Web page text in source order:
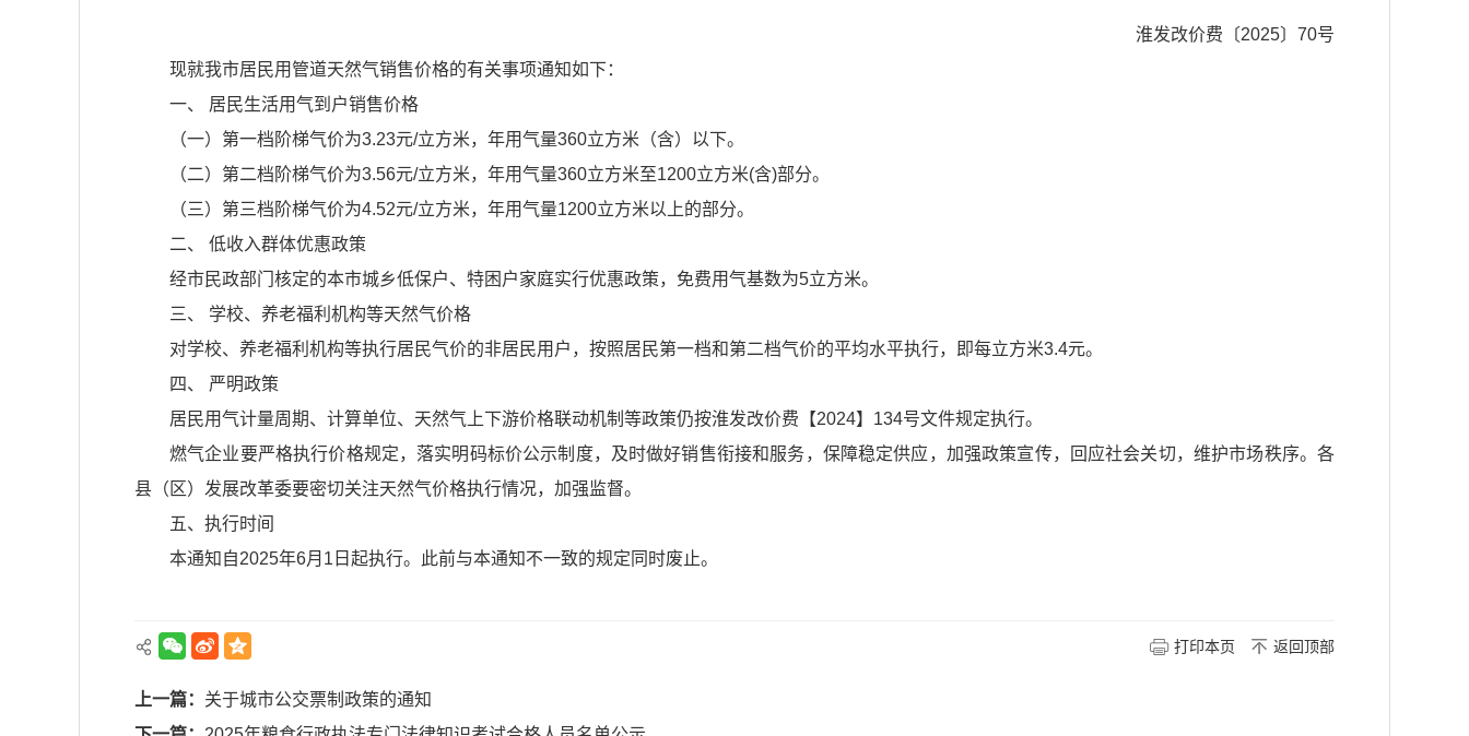
淮发改价费〔2025〕70号
现就我市居民用管道天然气销售价格的有关事项通知如下：
一、 居民生活用气到户销售价格
（一）第一档阶梯气价为3.23元/立方米，年用气量360立方米（含）以下。
（二）第二档阶梯气价为3.56元/立方米，年用气量360立方米至1200立方米(含)部分。
（三）第三档阶梯气价为4.52元/立方米，年用气量1200立方米以上的部分。
二、 低收入群体优惠政策
经市民政部门核定的本市城乡低保户、特困户家庭实行优惠政策，免费用气基数为5立方米。
三、 学校、养老福利机构等天然气价格
对学校、养老福利机构等执行居民气价的非居民用户，按照居民第一档和第二档气价的平均水平执行，即每立方米3.4元。
四、 严明政策
居民用气计量周期、计算单位、天然气上下游价格联动机制等政策仍按淮发改价费【2024】134号文件规定执行。
燃气企业要严格执行价格规定，落实明码标价公示制度，及时做好销售衔接和服务，保障稳定供应，加强政策宣传，回应社会关切，维护市场秩序。各
县（区）发展改革委要密切关注天然气价格执行情况，加强监督。
五、执行时间
本通知自2025年6月1日起执行。此前与本通知不一致的规定同时废止。
打印本页 返回顶部
上一篇： 关于城市公交票制政策的通知